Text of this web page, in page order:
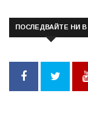
ПОСЛЕДВАЙТЕ НИ В